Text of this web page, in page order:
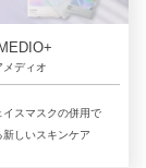
メディオ
イスマスクの併用で
新しいスキンケア